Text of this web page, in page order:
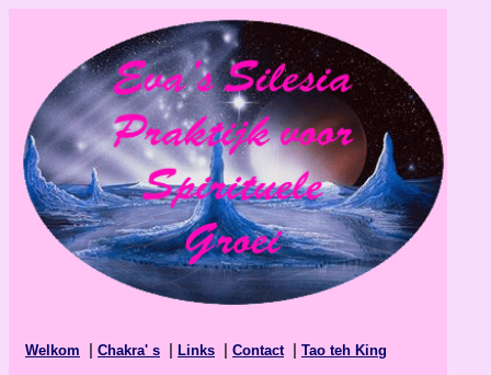
Welkom Chakra' s Links Contact| Tao teh King